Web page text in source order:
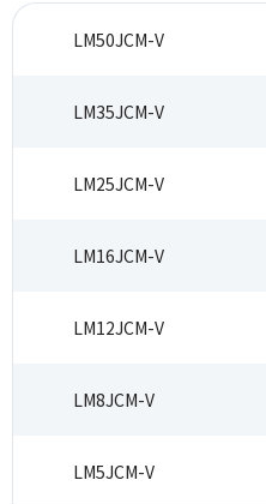
LM50JCM-V
LM35JCM-V
LM25JCM-V
LM16JCM-V
LM12JCM-V
LM8JCM-V
LM5JCM-V